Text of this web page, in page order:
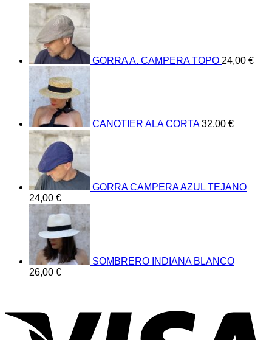
GORRA A. CAMPERA TOPO 24,00 €
CANOTIER ALA CORTA 32,00 €
GORRA CAMPERA AZUL TEJANO
24,00 €
SOMBRERO INDIANA BLANCO
26,00 €